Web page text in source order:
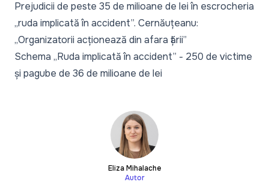
Prejudicii de peste 35 de milioane de lei în escrocheria
„ruda implicată în accident”. Cernăuțeanu:
„Organizatorii acționează din afara țării”
Schema „Ruda implicată în accident” - 250 de victime
și pagube de 36 de milioane de lei
Eliza Mihalache
Autor